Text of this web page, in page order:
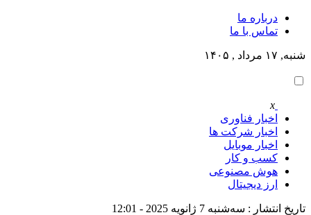
درباره ما
تماس با ما
شنبه, ۱۷ مرداد , ۱۴۰۵
x
اخبار فناوری
اخبار شرکت ها
اخبار موبایل
کسب و کار
هوش مصنوعی
ارز دیجیتال
تاریخ انتشار : سه‌شنبه 7 ژانویه 2025 - 12:01